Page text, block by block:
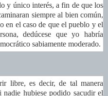
y único interés, a fin de que los
siempre al bien común,
en el caso de que el pueblo y el
dedúcese que yo habría
sabiamente moderado.
libre, es decir, de tal manera
hubiese podido sacudir el